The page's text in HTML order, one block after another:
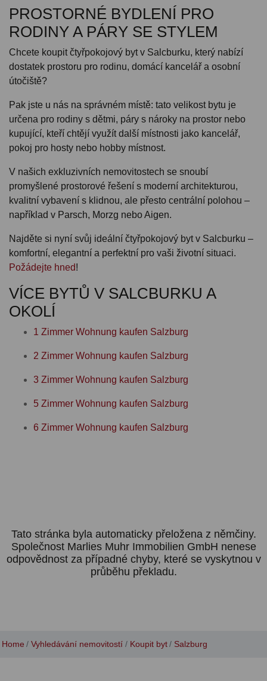
PROSTORNÉ BYDLENÍ PRO
RODINY A PÁRY SE STYLEM
Chcete koupit čtyřpokojový byt v Salcburku, který nabízí
dostatek prostoru pro rodinu, domácí kancelář a osobní
útočiště?
Pak jste u nás na správném místě: tato velikost bytu je
určena pro rodiny s dětmi, páry s nároky na prostor nebo
kupující, kteří chtějí využít další místnosti jako kancelář,
pokoj pro hosty nebo hobby místnost.
V našich exkluzivních nemovitostech se snoubí
promyšlené prostorové řešení s moderní architekturou,
kvalitní vybavení s klidnou, ale přesto centrální polohou –
například v Parsch, Morzg nebo Aigen.
Najděte si nyní svůj ideální čtyřpokojový byt v Salcburku –
komfortní, elegantní a perfektní pro vaši životní situaci.
Požádejte hned!
VÍCE BYTŮ V SALCBURKU A
OKOLÍ
1 Zimmer Wohnung kaufen Salzburg
2 Zimmer Wohnung kaufen Salzburg
3 Zimmer Wohnung kaufen Salzburg
5 Zimmer Wohnung kaufen Salzburg
6 Zimmer Wohnung kaufen Salzburg
Tato stránka byla automaticky přeložena z němčiny.
Společnost Marlies Muhr Immobilien GmbH nenese
odpovědnost za případné chyby, které se vyskytnou v
průběhu překladu.
Home Vyhledávání nemovitostí Koupit byt Salzburg